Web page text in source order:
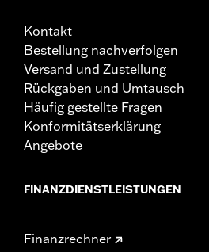
Kontakt
Bestellung nachverfolgen
Versand und Zustellung
Rückgaben und Umtausch
Häufig gestellte Fragen
Konformitätserklärung
Angebote
FINANZDIENSTLEISTUNGEN
Finanzrechner